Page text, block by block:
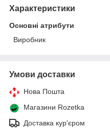
Характеристики
Основні атрибути
Виробник
Умови доставки
Нова Пошта
Магазини Rozetka
Доставка кур'єром